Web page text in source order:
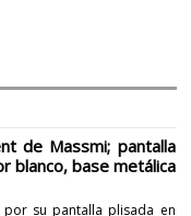
de Massmi; pantalla
blanco, base metálica
por su pantalla plisada en